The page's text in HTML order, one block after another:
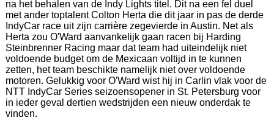
na het behalen van de Indy Lights titel. Dit na een fel duel
met ander toptalent Colton Herta die dit jaar in pas de derde
IndyCar race uit zijn carrière zegevierde in Austin. Net als
Herta zou O'Ward aanvankelijk gaan racen bij Harding
Steinbrenner Racing maar dat team had uiteindelijk niet
voldoende budget om de Mexicaan voltijd in te kunnen
zetten, het team beschikte namelijk niet over voldoende
motoren. Gelukkig voor O'Ward wist hij in Carlin vlak voor de
NTT IndyCar Series seizoensopener in St. Petersburg voor
in ieder geval dertien wedstrijden een nieuw onderdak te
vinden.